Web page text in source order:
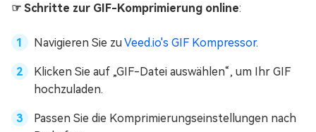
☞ Schritte zur GIF-Komprimierung online:
Navigieren Sie zuVeed.io's GIF Kompressor.
Klicken Sie auf „GIF-Datei auswählen“, um Ihr GIF
hochzuladen.
Passen Sie die Komprimierungseinstellungen nach